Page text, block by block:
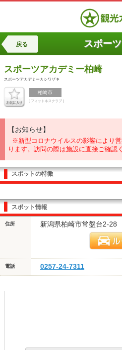
戻る スポー
スポーツアカデミー柏崎
スポーツアカデミーカシワザキ
柏崎市
[ フィットネスクラブ ]
【お知らせ】
※新型コロナウイルスの影響により
ります。訪問の際は施設に直接ご確認
スポットの特徴
スポット情報
住所 新潟県柏崎市常盤台2-28
電話 0257-24-7311